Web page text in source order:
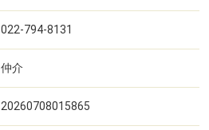
022-794-8131
仲介
20260708015865